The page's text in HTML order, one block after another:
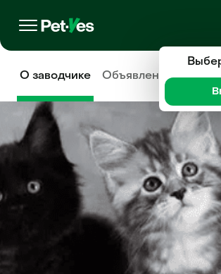
О заводчике Объявления